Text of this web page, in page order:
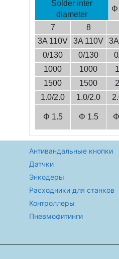
Solder inter
diameter
Φ
7 8
3A 110V
3A 110V
0/130
0/130
1000
1000
1500
1500
1.0/2.0
1.0/2.0
Φ 1.5 Φ 1.5
Антивандальные кнопки
Датчки
Энкодеры
Расходники для станков
Контроллеры
Пневмофитинги